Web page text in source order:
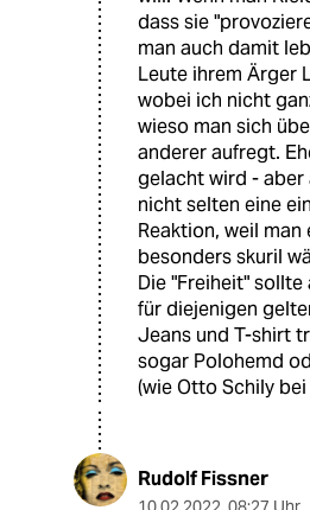
dass sie
man auch damit
Leute ihrem Ärger
wobei ich nicht
wieso man sich
anderer aufregt.
gelacht wird - aber
nicht selten eine
Reaktion, weil
besonders skuril
Die "Freiheit"
für diejenigen
Jeans und T-shirt
sogar Polohemd
(wie Otto Schily bei
Rudolf Fissner